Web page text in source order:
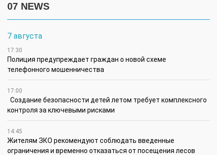
07 NEWS
7 августа
17:30
Полиция предупреждает граждан о новой схеме
телефонного мошенничества
17:00
Создание безопасности детей летом требует комплексного
контроля за ключевыми рисками
14:45
Жителям ЗКО рекомендуют соблюдать введенные
ограничения и временно отказаться от посещения лесов